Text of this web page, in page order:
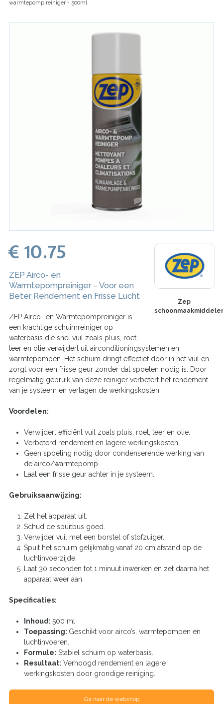
warmtepomp reiniger - 500ml
Zep
€ 10.75
ZEP Airco- en
Warmtepompreiniger – Voor een
Beter Rendement en Frisse Lucht
ZEP Airco- en Warmtepompreiniger is
een krachtige schuimreiniger op
waterbasis die snel vuil zoals pluis, roet,
teer en olie verwijdert uit airconditioningsystemen en
warmtepompen. Het schuim dringt effectief door in het vuil en
zorgt voor een frisse geur zonder dat spoelen nodig is. Door
regelmatig gebruik van deze reiniger verbetert het rendement
van je systeem en verlagen de werkingskosten.
Voordelen:
Verwijdert efficiënt vuil zoals pluis, roet, teer en olie.
Verbeterd rendement en lagere werkingskosten.
Geen spoeling nodig door condenserende werking van
de airco/warmtepomp.
Laat een frisse geur achter in je systeem.
Gebruiksaanwijzing:
Zet het apparaat uit.
Schud de spuitbus goed.
Verwijder vuil met een borstel of stofzuiger.
Spuit het schuim gelijkmatig vanaf 20 cm afstand op de
luchtinvoerzijde.
Laat 30 seconden tot 1 minuut inwerken en zet daarna het
apparaat weer aan.
Specificaties:
Inhoud: 500 ml
Toepassing: Geschikt voor airco’s, warmtepompen en
luchtinvoeren.
Formule: Stabiel schuim op waterbasis.
Resultaat: Verhoogd rendement en lagere
werkingskosten door grondige reiniging.
Ga naar de webshop